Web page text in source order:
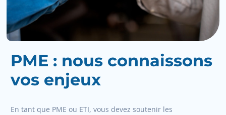
PME : nous connaissons
vos enjeux
En tant que PME ou ETI, vous devez soutenir les